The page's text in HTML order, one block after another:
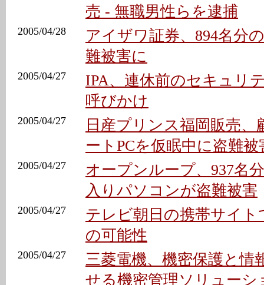
売 - 無職男性らを逮捕
2005/04/28
アイザワ証券、894名分
難被害に
2005/04/27
IPA、連休前のセキュリ
呼びかけ
2005/04/27
日産プリンス福岡販売、
ートPCを仮眠中に盗難被
2005/04/27
オープンループ、937名
入りパソコンが盗難被害
2005/04/27
テレビ朝日の携帯サイト
の可能性
2005/04/27
三菱電機、機密保護と情
せる機密管理ソリューシ